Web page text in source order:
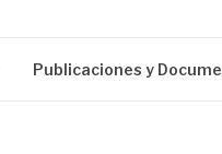
Publicaciones y